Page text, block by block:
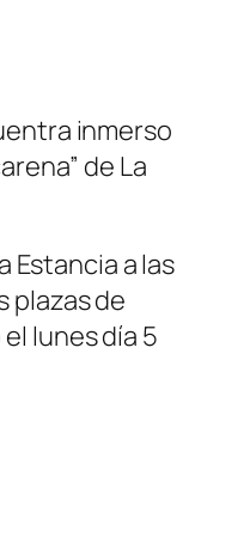
inmerso
de La
Estancia a las
plazas de
lunes día 5